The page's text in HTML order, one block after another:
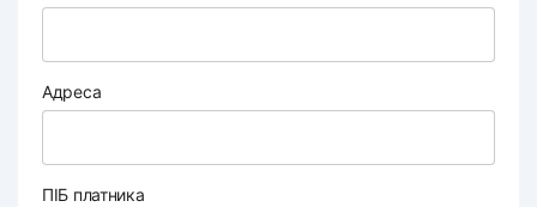
Адреса
ПІБ платника